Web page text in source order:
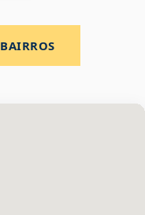
BAIRROS